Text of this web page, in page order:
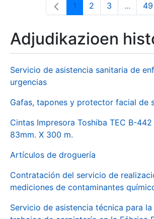
Orrialdea
1 Orrialdea
2 Orrialdea
3 ... 49
Adjudikazioen
Servicio de asistencia sanitaria de
urgencias
Gafas, tapones y protector facial de
Cintas Impresora Toshiba TEC B-
83mm. X 300 m.
Artículos de droguería
Contratación del servicio de
mediciones de contaminantes
Servicio de asistencia técnica para